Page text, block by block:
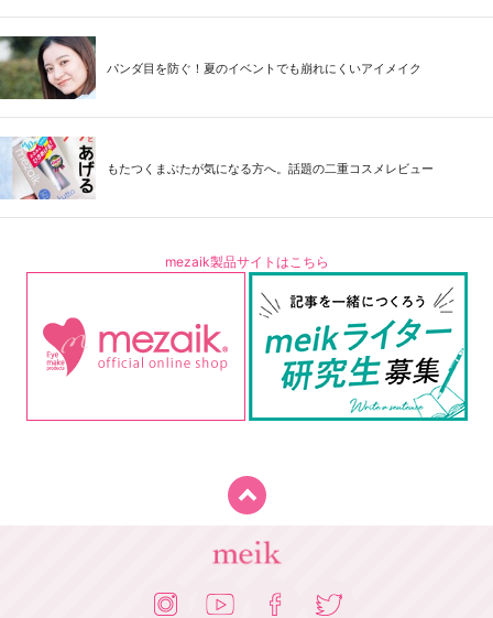
パンダ目を防ぐ！夏のイベントでも崩れにくいアイメイク
もたつくまぶたが気になる方へ。話題の二重コスメレビュー
mezaik製品サイトはこちら